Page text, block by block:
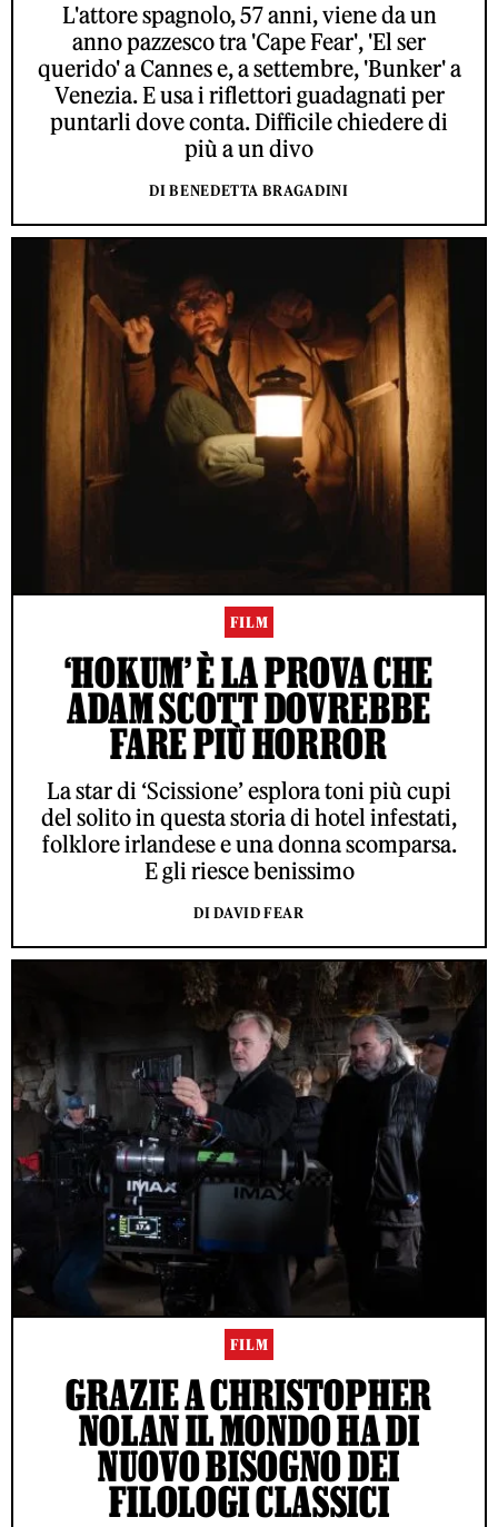
L'attore spagnolo, 57 anni, viene da un
anno pazzesco tra 'Cape Fear', 'El ser
querido' a Cannes e, a settembre, 'Bunker' a
Venezia. E usa i riflettori guadagnati per
puntarli dove conta. Difficile chiedere di
più a un divo
DI BENEDETTA BRAGADINI
FILM
‘HOKUM’ È LA PROVA CHE
ADAM SCOTT DOVREBBE
FARE PIÙ HORROR
La star di ‘Scissione’ esplora toni più cupi
del solito in questa storia di hotel infestati,
folklore irlandese e una donna scomparsa.
E gli riesce benissimo
DI DAVID FEAR
FILM
GRAZIE A CHRISTOPHER
NOLAN IL MONDO HA DI
NUOVO BISOGNO DEI
FILOLOGI CLASSICI